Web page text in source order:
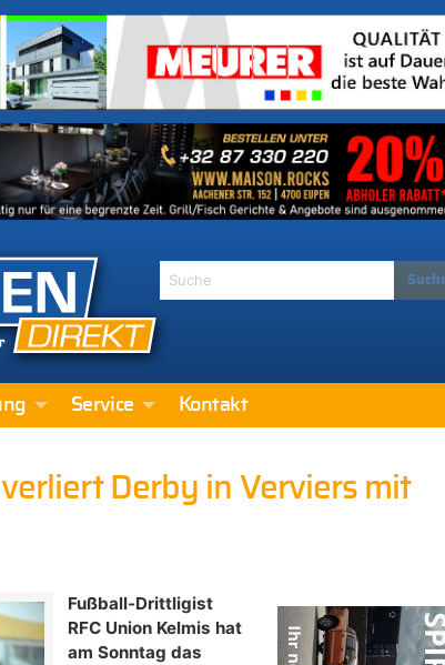
Service Kontakt
Derby in Verviers mit
Fußball-Drittligist
RFC Union Kelmis hat
am Sonntag das